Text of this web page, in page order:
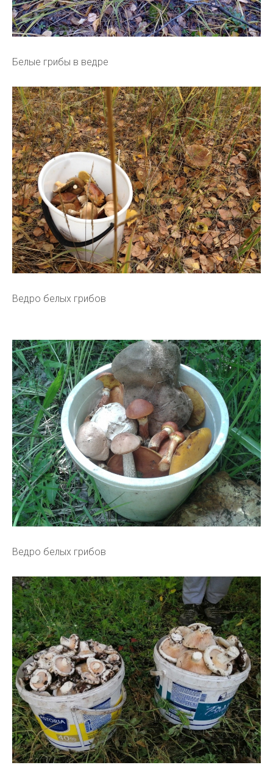
Белые грибы в ведре
Ведро белых грибов
Ведро белых грибов